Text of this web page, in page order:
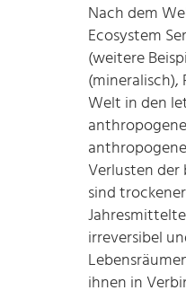
Nach dem
Ecosystem
(weitere
Welt in den
Verlusten
sind
irreversibel
ihnen in